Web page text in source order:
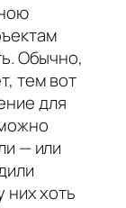
Обычно,
тем вот
для
— или
них хоть